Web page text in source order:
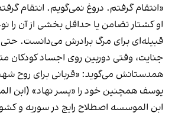
«انتقام گرفتم. دروغ نمی‌گویم. انتقام
او کشتار تضامن یا حداقل بخشی از آن را
قبیله‌ای برای مرگ برادرش می‌دانست. حتی
جنایت، وقتی دوربین روی اجساد کودکان
همدستانش می‌گوید: «قربانی برای روح
یوسف همچنین خود را «پسر نهاد» (ابن
ابن الموسسه اصطلاح رایج در سوریه و